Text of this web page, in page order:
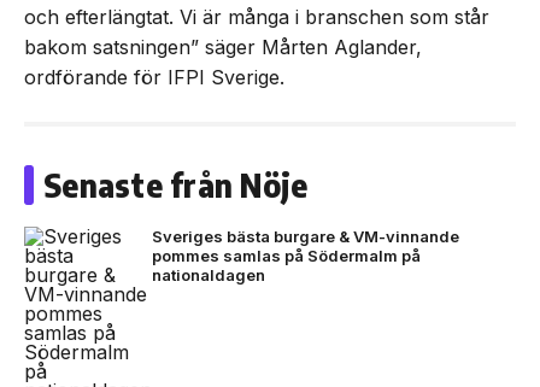
och efterlängtat. Vi är många i branschen som står
bakom satsningen” säger Mårten Aglander,
ordförande för IFPI Sverige.
Senaste från Nöje
Sveriges bästa burgare & VM-vinnande
pommes samlas på Södermalm på
nationaldagen